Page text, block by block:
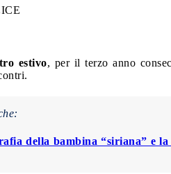
estivo, per il terzo anno
della bambina “siriana” e la